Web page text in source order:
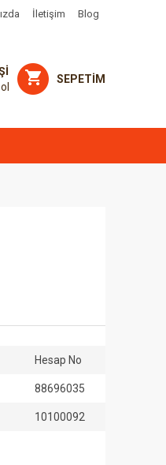
İletişim Blog
SEPETİM
Hesap No
88696035
10100092